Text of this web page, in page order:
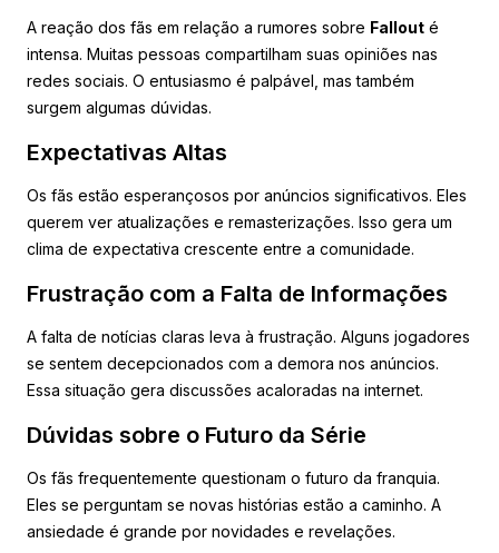
A reação dos fãs em relação a rumores sobre Fallout é
intensa. Muitas pessoas compartilham suas opiniões nas
redes sociais. O entusiasmo é palpável, mas também
surgem algumas dúvidas.
Expectativas Altas
Os fãs estão esperançosos por anúncios significativos. Eles
querem ver atualizações e remasterizações. Isso gera um
clima de expectativa crescente entre a comunidade.
Frustração com a Falta de Informações
A falta de notícias claras leva à frustração. Alguns jogadores
se sentem decepcionados com a demora nos anúncios.
Essa situação gera discussões acaloradas na internet.
Dúvidas sobre o Futuro da Série
Os fãs frequentemente questionam o futuro da franquia.
Eles se perguntam se novas histórias estão a caminho. A
ansiedade é grande por novidades e revelações.